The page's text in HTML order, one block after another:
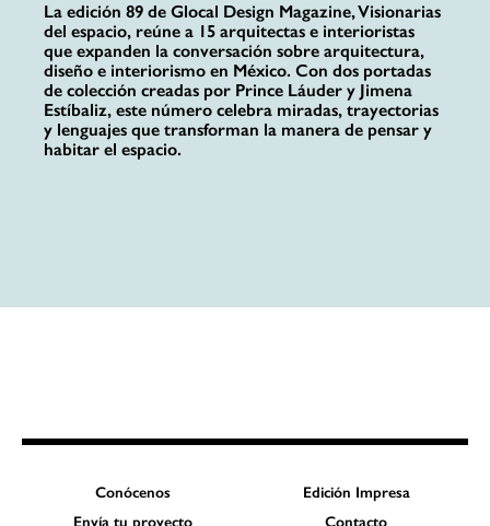
La edición 89 de Glocal Design Magazine, Visionarias
del espacio, reúne a 15 arquitectas e interioristas
que expanden la conversación sobre arquitectura,
diseño e interiorismo en México. Con dos portadas
de colección creadas por Prince Láuder y Jimena
Estíbaliz, este número celebra miradas, trayectorias
y lenguajes que transforman la manera de pensar y
habitar el espacio.
Conócenos
Edición Impresa
Envía tu proyecto
Contacto